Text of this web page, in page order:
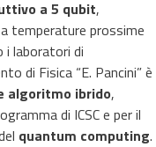
a 5 qubit,
a temperature prossime
i laboratori di
di Fisica “E. Pancini” è
algoritmo ibrido,
di ICSC e per il
quantum computing.